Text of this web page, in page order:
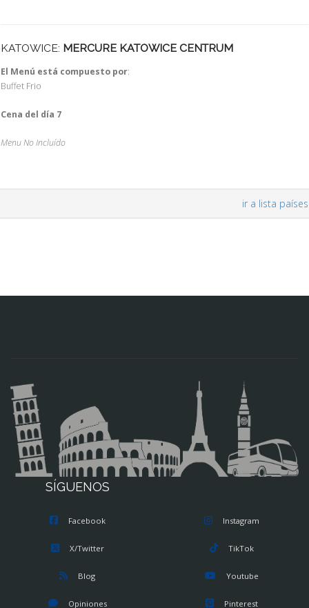
KATOWICE: MERCURE KATOWICE CENTRUM
El Menú está compuesto por:
Buffet Frio
Cena del día 7
Menu No Incluído
ir a lista países
SÍGUENOS
Facebook
X/Twitter
Blog
Opiniones
Instagram
TikTok
Youtube
Pinterest